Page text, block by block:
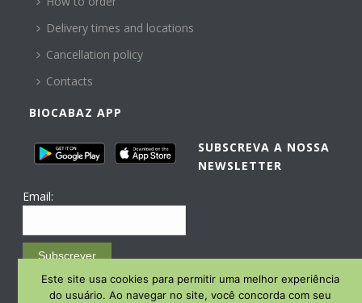
Delivery times and locations
Cancellation policy
Contacts
BIOCABAZ APP
SUBSCREVA A NOSSA
NEWSLETTER
Email:
Subscrever
Email Marketing by E-goi
Este site usa cookies para permitir uma melhor experiência
do usuário. Ao navegar no site, você concorda com seu